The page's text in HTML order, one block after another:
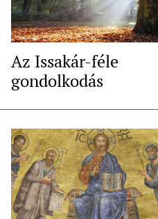
Az Issakár-féle
gondolkodás